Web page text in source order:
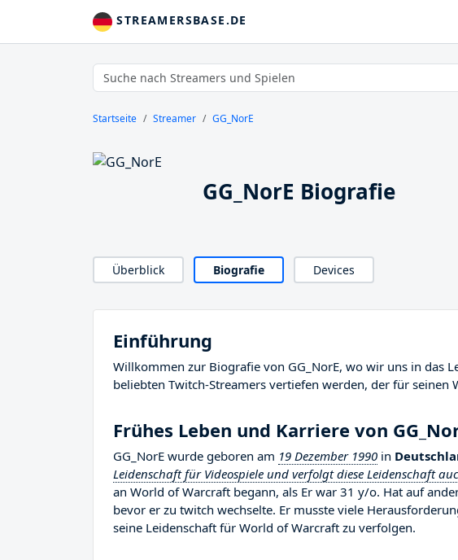
STREAMERSBASE.DE
Startseite Streamer GG_NorE
GG_NorE Biografie
Überblick Biografie Devices
Einführung
Willkommen zur Biografie von GG_NorE, wo wir uns in das
beliebten Twitch-Streamers vertiefen werden, der für seinen
Frühes Leben und Karriere von
GG_NorE wurde geboren am 19 Dezember 1990 in
Leidenschaft für Videospiele und verfolgt diese Leidenschaft
an World of Warcraft begann, als Er war 31 y/o. Hat auf
bevor er zu twitch wechselte. Er musste viele
seine Leidenschaft für World of Warcraft zu verfolgen.